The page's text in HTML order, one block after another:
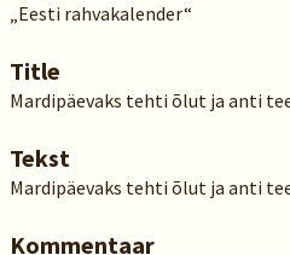
„Eesti rahvakalender“
Title
Mardipäevaks tehti õlut ja anti
Tekst
Mardipäevaks tehti õlut ja anti
Kommentaar